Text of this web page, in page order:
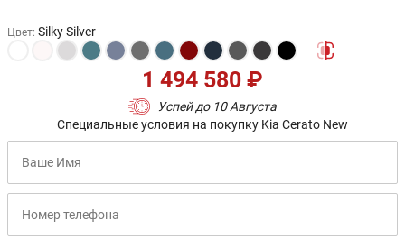
Цвет: Silky Silver
Успей до 10 Августа
1 494 580 ₽
Специальные условия на покупку Kia Cerato New